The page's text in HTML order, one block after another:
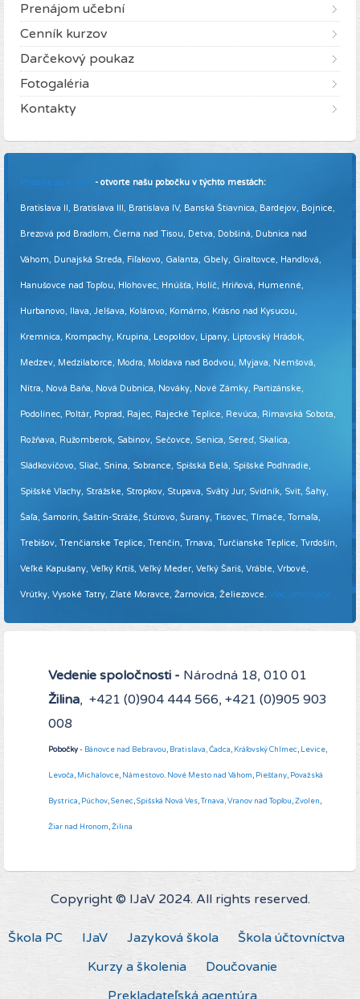
Prenájom učební
Cenník kurzov
Darčekový poukaz
Fotogaléria
Kontakty
Pridajte sa k nám - otvorte našu pobočku v týchto mestách:
Bratislava II, Bratislava III, Bratislava IV, Banská Štiavnica, Bardejov, Bojnice,
Brezová pod Bradlom, Čierna nad Tisou, Detva, Dobšiná, Dubnica nad
Váhom, Dunajská Streda, Fiľakovo, Galanta, Gbely, Giraltovce, Handlová,
Hanušovce nad Topľou, Hlohovec, Hnúšťa, Holíč, Hriňová, Humenné,
Hurbanovo, Ilava, Jelšava, Kolárovo, Komárno, Krásno nad Kysucou,
Kremnica, Krompachy, Krupina, Leopoldov, Lipany, Liptovský Hrádok,
Medzev, Medzilaborce, Modra, Moldava nad Bodvou, Myjava, Nemšová,
Nitra, Nová Baňa, Nová Dubnica, Nováky, Nové Zámky, Partizánske,
Podolínec, Poltár, Poprad, Rajec, Rajecké Teplice, Revúca, Rimavská Sobota,
Rožňava, Ružomberok, Sabinov, Sečovce, Senica, Sereď, Skalica,
Sládkovičovo, Sliač, Snina, Sobrance, Spišská Belá, Spišské Podhradie,
Spišské Vlachy, Strážske, Stropkov, Stupava, Svätý Jur, Svidník, Svit, Šahy,
Šaľa, Šamorín, Šaštín-Stráže, Štúrovo, Šurany, Tisovec, Tlmače, Tornaľa,
Trebišov, Trenčianske Teplice, Trenčín, Trnava, Turčianske Teplice, Tvrdošín,
Veľké Kapušany, Veľký Krtíš, Veľký Meder, Veľký Šariš, Vráble, Vrbové,
Vrútky, Vysoké Tatry, Zlaté Moravce, Žarnovica, Želiezovce. Viac informácií ...
Vedenie spoločnosti - Národná 18, 010 01
Žilina, +421 (0)904 444 566, +421 (0)905 903
008
Pobočky- Bánovce nad Bebravou, Bratislava,Čadca, Kráľovský Chlmec, Levice,
Levoča, Michalovce, Námestovo. Nové Mesto nad Váhom, Piešťany, Považská
Bystrica, Púchov,Senec,Spišská Nová Ves,Trnava,Vranov nad Topľou,Zvolen,
Žiar nad Hronom,Žilina
Copyright © IJaV 2024. All rights reserved.
Škola PC IJaV Jazyková škola
Škola účtovníctva
Kurzy a školenia
Doučovanie